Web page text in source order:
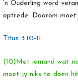
‘n Ouderling word
optrede. Daarom
Titus 3:10-11
(10)Met iemand wat
moet jy niks te doen